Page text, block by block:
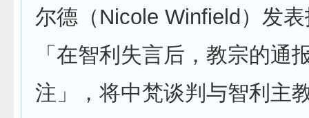
尔德（Nicole Winfield）发
「在智利失言后，教宗的通
注」，将中梵谈判与智利主